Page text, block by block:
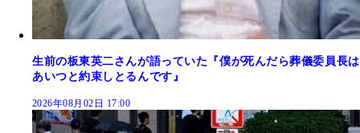
生前の板東英二さんが語っていた『僕が死んだら葬儀委員長は
あいつと約束しとるんです』
2026年08月02日 17:00